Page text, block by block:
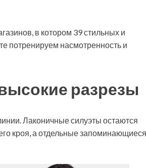
в котором 39 стильных и
потренируем насмотренность и
разрезы
Лаконичные силуэты остаются
кроя, а отдельные запоминающиеся